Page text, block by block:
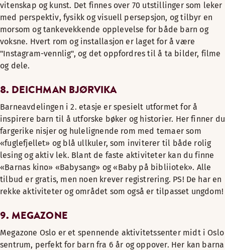
vitenskap og kunst. Det finnes over 70 utstillinger som leker
med perspektiv, fysikk og visuell persepsjon, og tilbyr en
morsom og tankevekkende opplevelse for både barn og
voksne. Hvert rom og installasjon er laget for å være
"Instagram-vennlig", og det oppfordres til å ta bilder, filme
og dele.
8. DEICHMAN BJØRVIKA
Barneavdelingen i 2. etasje er spesielt utformet for å
inspirere barn til å utforske bøker og historier. Her finner du
fargerike nisjer og hulelignende rom med temaer som
«fuglefjellet» og blå ullkuler, som inviterer til både rolig
lesing og aktiv lek. Blant de faste aktiviteter kan du finne
«Barnas kino» «Babysang» og «Baby på bibliiotek». Alle
tilbud er gratis, men noen krever registrering. PS! De har en
rekke aktiviteter og området som også er tilpasset ungdom!
9. MEGAZONE
Megazone Oslo er et spennende aktivitetssenter midt i Oslo
sentrum, perfekt for barn fra 6 år og oppover. Her kan barna